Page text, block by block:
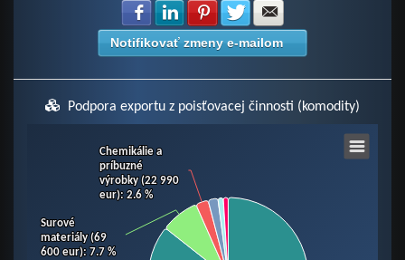
Zdielať na Facebook
Zdielať na LinkedIn
Zdielať na Pinterest
Zdielať na Twitter
Notifikovať zmeny e-mailom
Podpora exportu z poisťovacej činnosti (komodity)
Pie chart with 6 slices.
View as data table, Chart
Surové
materiály (69
600 eur): 7.7 %
Surové
materiály (69
600 eur): 7.7 %
Chemikálie a
príbuzné
výrobky (22 990
eur): 2.6 %
Chemikálie a
príbuzné
výrobky (22 990
eur): 2.6 %